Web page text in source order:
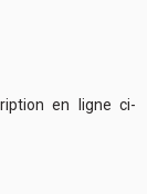
en ligne ci-